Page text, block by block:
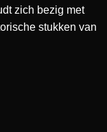
zich bezig met
stukken van